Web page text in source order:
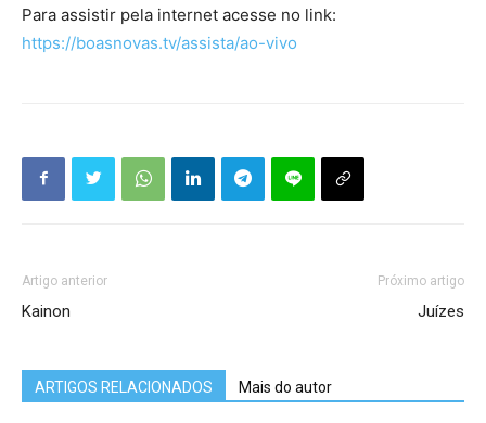
Para assistir pela internet acesse no link:
https://boasnovas.tv/assista/ao-vivo
Artigo anterior
Kainon
Próximo artigo
Juízes
ARTIGOS RELACIONADOS Mais do autor